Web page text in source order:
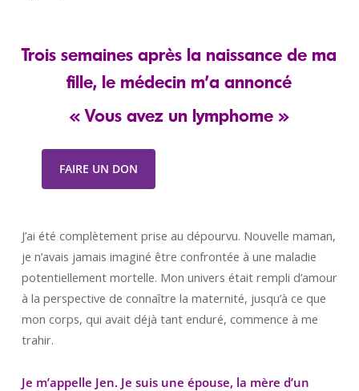
Trois semaines après la naissance de ma
fille, le médecin m’a annoncé
« Vous avez un lymphome »
FAIRE UN DON
J’ai été complètement prise au dépourvu. Nouvelle maman,
je n’avais jamais imaginé être confrontée à une maladie
potentiellement mortelle. Mon univers était rempli d’amour
à la perspective de connaître la maternité, jusqu’à ce que
mon corps, qui avait déjà tant enduré, commence à me
trahir.
Je m’appelle Jen. Je suis une épouse, la mère d’un